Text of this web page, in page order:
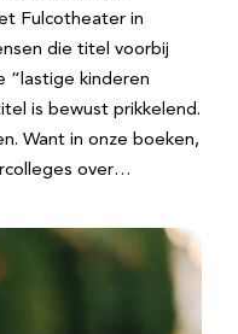
Fulcotheater in
die titel voorbij
“lastige kinderen
is bewust prikkelend.
Want in onze boeken,
over…